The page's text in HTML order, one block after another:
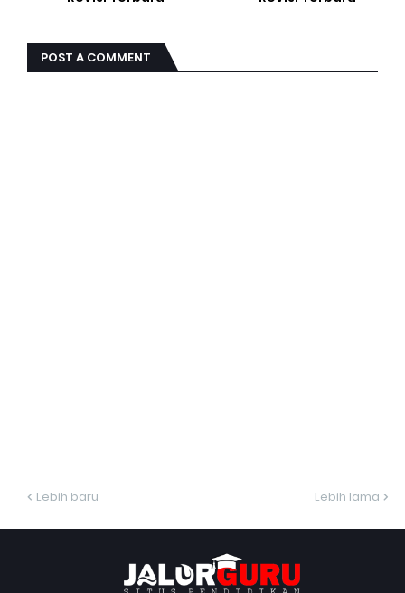
POST A COMMENT
Lebih baru Lebih lama